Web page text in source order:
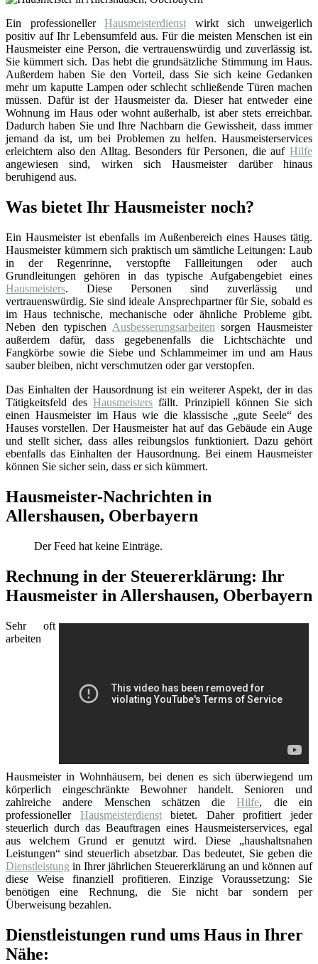
Ein professionellerHausmeisterdienst wirkt sich unweigerlich
positiv auf Ihr Lebensumfeld aus. Für die meisten Menschen ist ein
Hausmeister eine Person, die vertrauenswürdig und zuverlässig ist.
Sie kümmert sich. Das hebt die grundsätzliche Stimmung im Haus.
Außerdem haben Sie den Vorteil, dass Sie sich keine Gedanken
mehr um kaputte Lampen oder schlecht schließende Türen machen
müssen. Dafür ist der Hausmeister da. Dieser hat entweder eine
Wohnung im Haus oder wohnt außerhalb, ist aber stets erreichbar.
Dadurch haben Sie und Ihre Nachbarn die Gewissheit, dass immer
jemand da ist, um bei Problemen zu helfen. Hausmeisterservices
erleichtern also den Alltag. Besonders für Personen, die auf Hilfe
angewiesen sind, wirken sich Hausmeister darüber hinaus
beruhigend aus.
Was bietet Ihr Hausmeister noch?
Ein Hausmeister ist ebenfalls im Außenbereich eines Hauses tätig.
Hausmeister kümmern sich praktisch um sämtliche Leitungen: Laub
in der Regenrinne, verstopfte Fallleitungen oder auch
Grundleitungen gehören in das typische Aufgabengebiet eines
Hausmeisters. Diese Personen sind zuverlässig und
vertrauenswürdig. Sie sind ideale Ansprechpartner für Sie, sobald es
im Haus technische, mechanische oder ähnliche Probleme gibt.
Neben den typischen Ausbesserungsarbeiten sorgen Hausmeister
außerdem dafür, dass gegebenenfalls die Lichtschächte und
Fangkörbe sowie die Siebe und Schlammeimer im und am Haus
sauber bleiben, nicht verschmutzen oder gar verstopfen.
Das Einhalten der Hausordnung ist ein weiterer Aspekt, der in das
Tätigkeitsfeld desHausmeisters fällt. Prinzipiell können Sie sich
einen Hausmeister im Haus wie die klassische „gute Seele“ des
Hauses vorstellen. Der Hausmeister hat auf das Gebäude ein Auge
und stellt sicher, dass alles reibungslos funktioniert. Dazu gehört
ebenfalls das Einhalten der Hausordnung. Bei einem Hausmeister
können Sie sicher sein, dass er sich kümmert.
Hausmeister-Nachrichten in
Allershausen, Oberbayern
Der Feed hat keine Einträge.
Rechnung in der Steuererklärung: Ihr
Hausmeister in Allershausen, Oberbayern
Sehr oft
arbeiten
Hausmeister in Wohnhäusern, bei denen es sich überwiegend um
körperlich eingeschränkte Bewohner handelt. Senioren und
zahlreiche andere Menschen schätzen dieHilfe, die ein
professioneller Hausmeisterdienstbietet. Daher profitiert jeder
steuerlich durch das Beauftragen eines Hausmeisterservices, egal
aus welchem Grund er genutzt wird. Diese „haushaltsnahen
Leistungen“ sind steuerlich absetzbar. Das bedeutet, Sie geben die
Dienstleistung in Ihrer jährlichen Steuererklärung an und können auf
diese Weise finanziell profitieren. Einzige Voraussetzung: Sie
benötigen eine Rechnung, die Sie nicht bar sondern per
Überweisung bezahlen.
Dienstleistungen rund ums Haus in Ihrer
Nähe: